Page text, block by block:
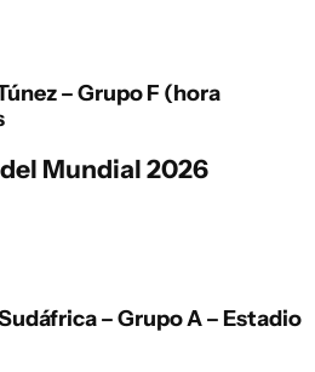
– Grupo F (hora
Mundial 2026
– Grupo A – Estadio